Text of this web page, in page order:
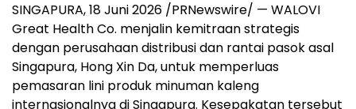
SINGAPURA, 18 Juni 2026 /PRNewswire/ — WALOVI
Great Health Co. menjalin kemitraan strategis
dengan perusahaan distribusi dan rantai pasok asal
Singapura, Hong Xin Da, untuk memperluas
pemasaran lini produk minuman kaleng
internasionalnya di Singapura. Kesepakatan tersebut